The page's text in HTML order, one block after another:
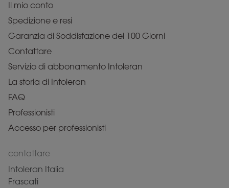
Il mio conto
Spedizione e resi
Garanzia di Soddisfazione dei 100 Giorni
Contattare
Servizio di abbonamento Intoleran
La storia di Intoleran
FAQ
Professionisti
Accesso per professionisti
contattare
Intoleran Italia
Frascati